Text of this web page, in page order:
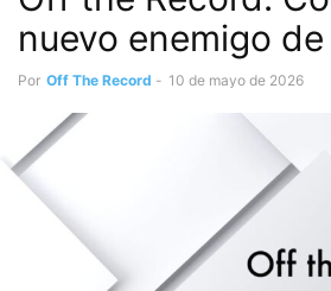
nuevo enemigo
Por Off The Record - 10 de mayo de 2026